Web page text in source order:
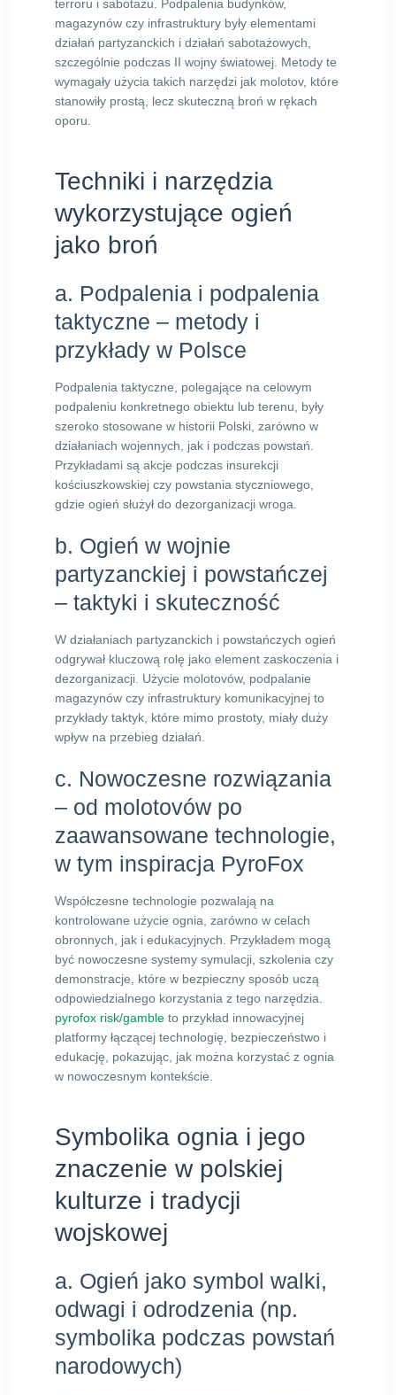
terroru i sabotażu. Podpalenia budynków,
magazynów czy infrastruktury były elementami
działań partyzanckich i działań sabotażowych,
szczególnie podczas II wojny światowej. Metody te
wymagały użycia takich narzędzi jak molotov, które
stanowiły prostą, lecz skuteczną broń w rękach
oporu.
Techniki i narzędzia
wykorzystujące ogień
jako broń
a. Podpalenia i podpalenia
taktyczne – metody i
przykłady w Polsce
Podpalenia taktyczne, polegające na celowym
podpaleniu konkretnego obiektu lub terenu, były
szeroko stosowane w historii Polski, zarówno w
działaniach wojennych, jak i podczas powstań.
Przykładami są akcje podczas insurekcji
kościuszkowskiej czy powstania styczniowego,
gdzie ogień służył do dezorganizacji wroga.
b. Ogień w wojnie
partyzanckiej i powstańczej
– taktyki i skuteczność
W działaniach partyzanckich i powstańczych ogień
odgrywał kluczową rolę jako element zaskoczenia i
dezorganizacji. Użycie molotovów, podpalanie
magazynów czy infrastruktury komunikacyjnej to
przykłady taktyk, które mimo prostoty, miały duży
wpływ na przebieg działań.
c. Nowoczesne rozwiązania
– od molotovów po
zaawansowane technologie,
w tym inspiracja PyroFox
Współczesne technologie pozwalają na
kontrolowane użycie ognia, zarówno w celach
obronnych, jak i edukacyjnych. Przykładem mogą
być nowoczesne systemy symulacji, szkolenia czy
demonstracje, które w bezpieczny sposób uczą
odpowiedzialnego korzystania z tego narzędzia.
pyrofox risk/gamble to przykład innowacyjnej
platformy łączącej technologię, bezpieczeństwo i
edukację, pokazując, jak można korzystać z ognia
w nowoczesnym kontekście.
Symbolika ognia i jego
znaczenie w polskiej
kulturze i tradycji
wojskowej
a. Ogień jako symbol walki,
odwagi i odrodzenia (np.
symbolika podczas powstań
narodowych)